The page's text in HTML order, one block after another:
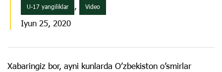
U-17 yangiliklar , Video
Iyun 25, 2020
Xabaringiz bor, ayni kunlarda O’zbekiston o’smirlar